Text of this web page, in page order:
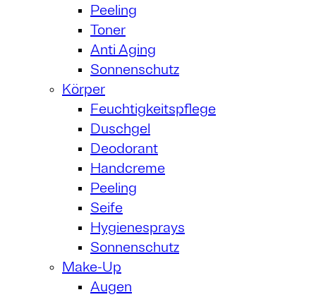
Peeling
Toner
Anti Aging
Sonnenschutz
Körper
Feuchtigkeitspflege
Duschgel
Deodorant
Handcreme
Peeling
Seife
Hygienesprays
Sonnenschutz
Make-Up
Augen